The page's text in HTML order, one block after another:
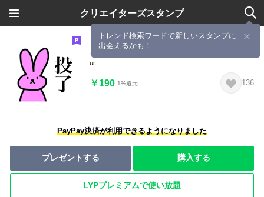
クリエイターズスタンプ
トレンド検索ワードで新しいスタンプに
出会えるかも！
カードゲームうさぎ
ur
￥190 1%還元 136
PayPay決済が利用できるようになりました
プレゼントする 購入する
LYPプレミアムで使い放題